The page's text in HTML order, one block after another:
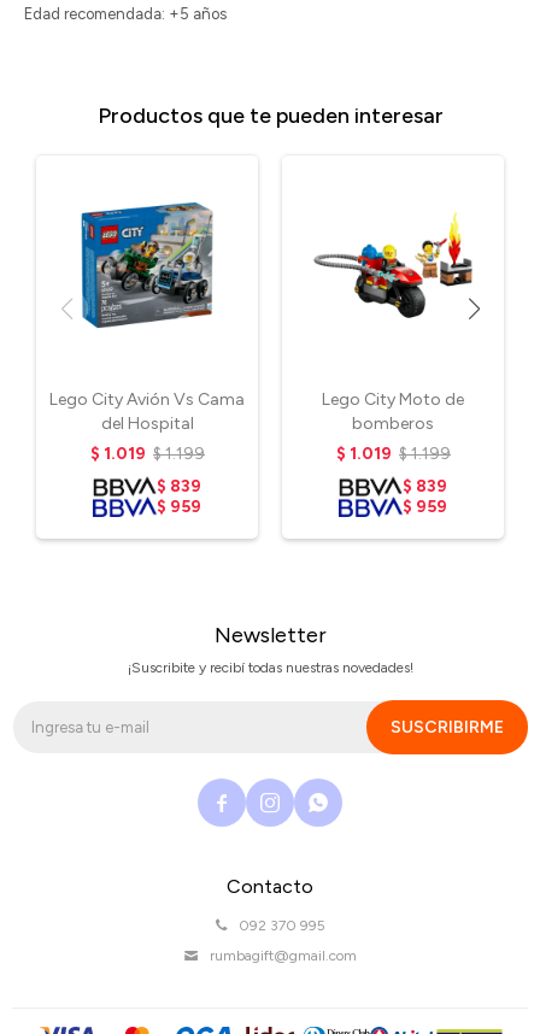
Edad recomendada: +5 años
Productos que te pueden interesar
Lego City Avión Vs Cama
del Hospital
$ 1.019 $1.199
$ 839
$ 959
Lego City Moto de
bomberos
$ 1.019 $1.199
$ 839
$ 959
Contacto
092 370 995
rumbagift@gmail.com
Newsletter
¡Suscribite y recibí todas nuestras novedades!
SUSCRIBIRME
  